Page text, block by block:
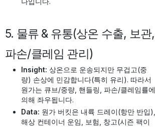
5. 물류 & 유통(상온 수출, 보관,
파손/클레임 관리)
Insight: 상온으로 운송되지만 무겁고(중
량) 손상에 민감합니다(특히 유리). 따라서
원가는 큐브/중량, 핸들링, 파손/클레임률에
의해 좌우됩니다.
Data: 원가 버킷은 내륙 드레이(항만 반입),
해상 컨테이너 운임, 보험, 창고(시즌 팩이